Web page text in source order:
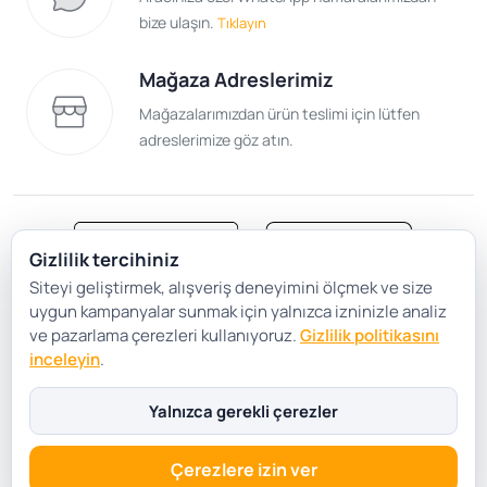
malzemeyi, makul ücretler üzerinden siz değerli
şekilde gerçekleştirebilirsiniz.
bize ulaşın. Tıklayın
Mağaza Adreslerimiz
Mağazalarımızdan ürün teslimi için lütfen
adreslerimize göz atın.
Satış Sözleşmesi
Gizlilik ve Güvenlik
Gizlilik Politikası
Çerez Tercihleri
Gizlilik tercihiniz
Siteyi geliştirmek, alışveriş deneyimini ölçmek ve size
uygun kampanyalar sunmak için yalnızca izninizle analiz
ve pazarlama çerezleri kullanıyoruz.Gizlilik politikasını
inceleyin.
Yalnızca gerekli çerezler
Çerezlere izin ver